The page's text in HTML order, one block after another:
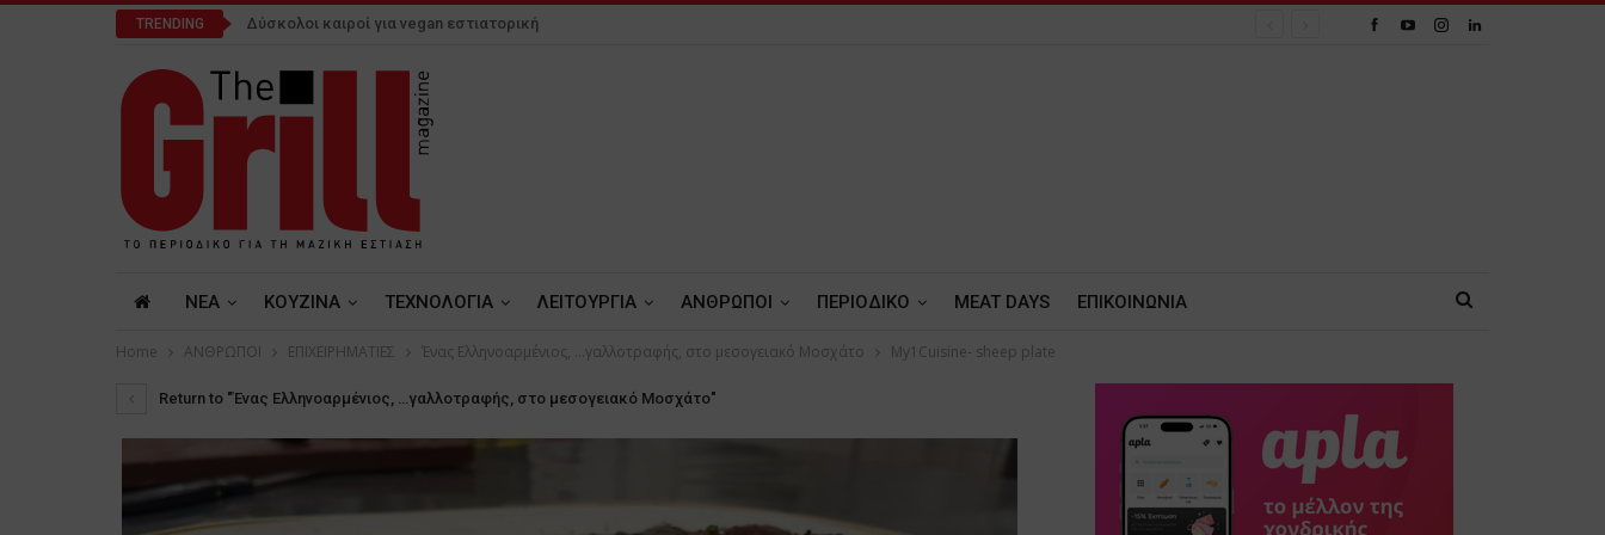
TRENDING Δύσκολοι καιροί για vegan εστιατορική
NEA ΚΟΥΖΙΝΑ ΤΕΧΝΟΛΟΓΙΑ ΛΕΙΤΟΥΡΓΙΑ ΑΝΘΡΩΠΟΙ ΠΕΡΙΟΔΙΚΟ MEAT DAYS ΕΠΙΚΟΙΝΩΝΙΑ
Home ΑΝΘΡΩΠΟΙ ΕΠΙΧΕΙΡΗΜΑΤΙΕΣ Ένας Ελληνοαρμένιος, …γαλλοτραφής, στο μεσογειακό Μοσχάτο My1Cuisine- sheep plate
Return to "Ένας Ελληνοαρμένιος, …γαλλοτραφής, στο μεσογειακό Μοσχάτο"